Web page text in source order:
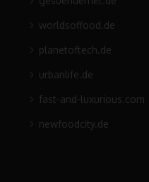
worldsoffood.de
planetoftech.de
urbanlife.de
fast-and-luxurious.com
newfoodcity.de